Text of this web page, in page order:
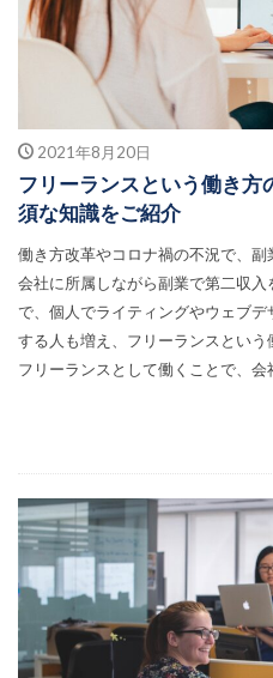
2021年8月20日
フリーランスという働き方
須な知識をご紹介
働き方改革やコロナ禍の不況で、副
会社に所属しながら副業で第二収
で、個人でライティングやウェブ
する人も増え、フリーランスという
フリーランスとして働くことで、